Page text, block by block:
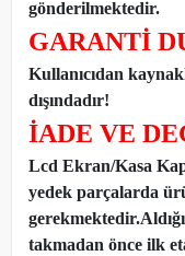
gönderilmektedir.
GARANTİ
Kullanıcıdan
dışındadır!
İADE VE
Lcd Ekran/Kasa
yedek parçalarda
takmadan önce ilk